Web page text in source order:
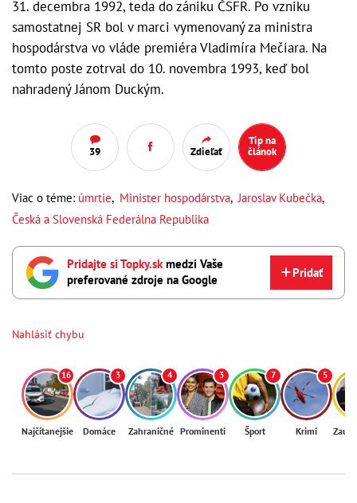
31. decembra 1992, teda do zániku ČSFR. Po vzniku
samostatnej SR bol v marci vymenovaný za ministra
hospodárstva vo vláde premiéra Vladimíra Mečiara. Na
tomto poste zotrval do 10. novembra 1993, keď bol
nahradený Jánom Duckým.
39 Zdieľať
Tip na
článok
Viac o téme: úmrtie, Minister hospodárstva,Jaroslav Kubečka,
Česká a Slovenská Federálna Republika
Pridajte si Topky.skmedzi Vaše
preferované zdroje na Google
Pridať
Nahlásiť chybu
16
Najčítanejšie
3
Domáce
4
Zahraničné
3
Prominenti
7
Šport
5
Krimi